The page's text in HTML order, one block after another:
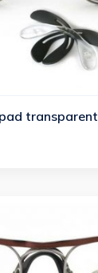
transparent